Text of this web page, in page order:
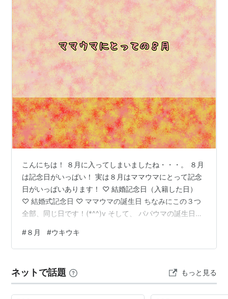
こんにちは！ ８月に入ってしまいましたね・・・。 ８月
は記念日がいっぱい！ 実は８月はママウマにとって記念
日がいっぱいあります！ ♡ 結婚記念日（入籍した日）
♡ 結婚式記念日 ♡ ママウマの誕生日 ちなみにこの３つ
全部、同じ日です！(*^^)v そして、 パパウマの誕生日も
８月なんです♪ 夏休み中の誕生日はちょっと寂しかった経
験も・・・ 中学生の時に、クラスのカレンダーにみんな
み中に誕生日があるので、 誕生日を認知されないまま過
ぎ去ってしまうんですよねー。 （８月のカレンダーが飾
#８月 #ウキウキ
ネットで話題 もっと見る